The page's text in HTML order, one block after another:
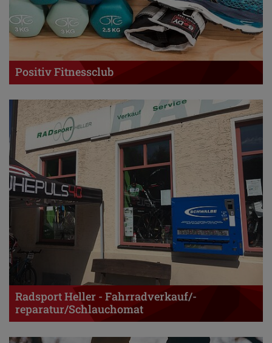
Positiv Fitnessclub
Radsport Heller - Fahrradverkauf/-
reparatur/Schlauchomat